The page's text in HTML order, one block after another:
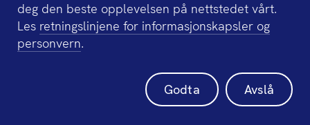
deg den beste opplevelsen på nettstedet vårt.
Les retningslinjene for informasjonskapsler og
personvern.
Godta Avslå